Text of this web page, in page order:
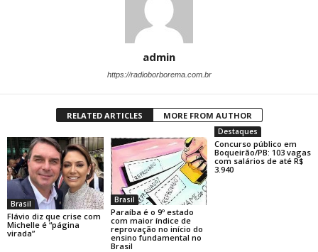
admin
https://radioborborema.com.br
RELATED ARTICLES MORE FROM AUTHOR
Brasil
Flávio diz que crise com
Michelle é “página
virada”
Brasil
Paraíba é o 9º estado
com maior índice de
reprovação no início do
ensino fundamental no
Brasil
Destaques
Concurso público em
Boqueirão/PB: 103 vagas
com salários de até R$
3.940